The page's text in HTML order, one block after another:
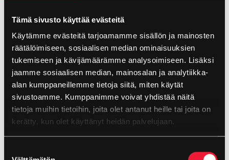
Tämä sivusto käyttää evästeitä
Käytämme evästeitä tarjoamamme sisällön ja mainosten
räätälöimiseen, sosiaalisen median ominaisuuksien
tukemiseen ja kävijämäärämme analysoimiseen. Lisäksi
jaamme sosiaalisen median, mainosalan ja analytiikka-
alan kumppaneillemme tietoja siitä, miten käytät
sivustoamme. Kumppanimme voivat yhdistää näitä
tietoja muihin tietoihin, joita olet antanut heille tai joita on
kerätty, kun olet käyttänyt heidän palvelujaan.
Nykyaikainen tuotantomme mahdollistaa
kustannustehokkaan ja vastuullisen teknisen ruiskuvalu- ja
puhallusmuovaus-sopimusvalmistuksen. Tutkimme ja
otamme käyttöön uusia sovelluksia ja kierrätysraaka-aineita
jatkuvasti. Keskustelemme mielellämme uusista ratkaisuista
ja raaka-aineiden mahdollisuuksista sinunkin kanssasi.
Alihankinta-messut on aina ollut meille merkityksellinen
kohtaamispaikka vanhojen ja uusien asiakkaidemme kanssa.
Odotamme innolla, että pääsemme jälleen tapaamaan teitä